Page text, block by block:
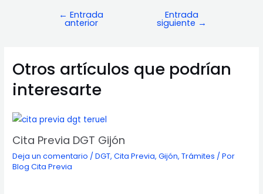
Navegación
← Entrada
anterior
Entrada
siguiente →
Otros artículos que podrían
interesarte
Cita Previa DGT Gijón
Deja un comentario /DGT,Cita Previa,Gijón,Trámites / Por
Blog Cita Previa